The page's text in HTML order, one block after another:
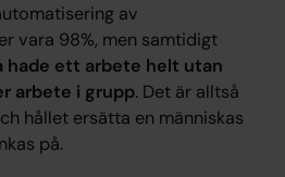
av
vara 98%, men samtidigt
hade ett arbete helt utan
arbete i grupp. Det är alltså
hållet ersätta en människas
på.